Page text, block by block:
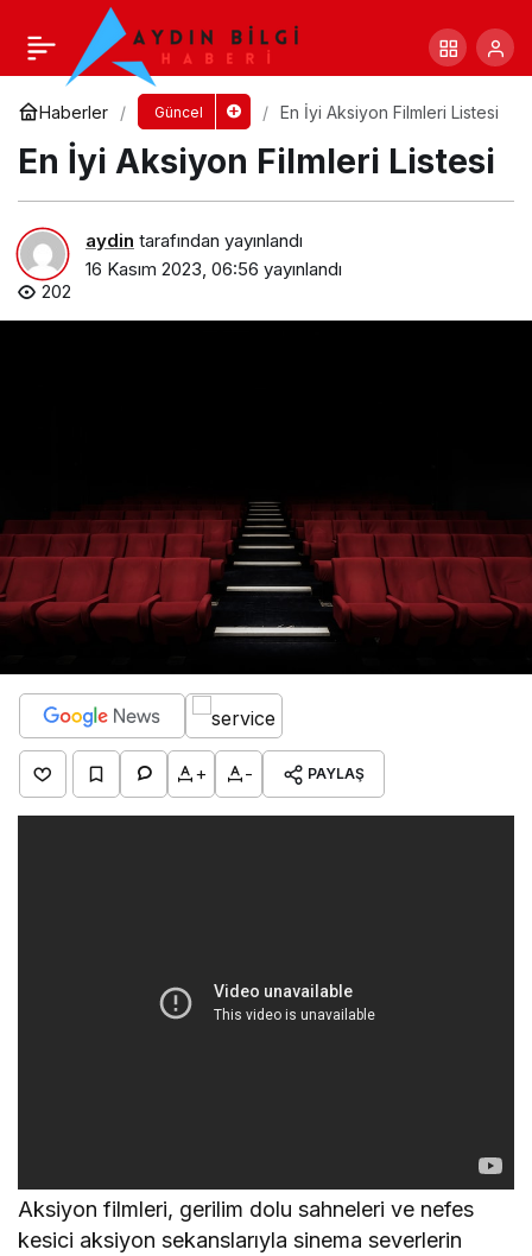
Haberler Güncel En İyi Aksiyon Filmleri Listesi
En İyi Aksiyon Filmleri Listesi
aydin tarafından yayınlandı
16 Kasım 2023, 06:56 yayınlandı
202
+ - PAYLAŞ
Aksiyon filmleri, gerilim dolu sahneleri ve nefes
kesici aksiyon sekanslarıyla sinema severlerin
En iyi Netflix Dizileri Listesi
Paylaş